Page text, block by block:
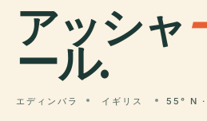
アッシャ
ール.
エディンバラ イギリス 55° N